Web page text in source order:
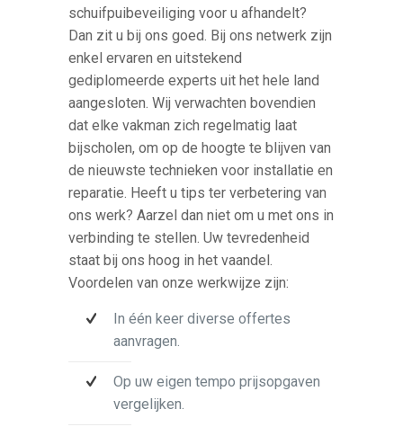
schuifpuibeveiliging voor u afhandelt?
Dan zit u bij ons goed. Bij ons netwerk zijn
enkel ervaren en uitstekend
gediplomeerde experts uit het hele land
aangesloten. Wij verwachten bovendien
dat elke vakman zich regelmatig laat
bijscholen, om op de hoogte te blijven van
de nieuwste technieken voor installatie en
reparatie. Heeft u tips ter verbetering van
ons werk? Aarzel dan niet om u met ons in
verbinding te stellen. Uw tevredenheid
staat bij ons hoog in het vaandel.
Voordelen van onze werkwijze zijn:
In één keer diverse offertes
aanvragen.
Op uw eigen tempo prijsopgaven
vergelijken.